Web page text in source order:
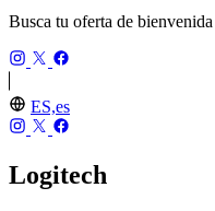
Busca tu oferta de
ES,es
Logitech